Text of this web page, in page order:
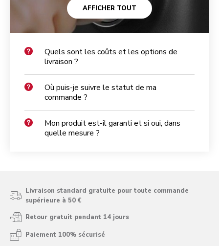
AFFICHER TOUT
Quels sont les coûts et les options de
livraison ?
Où puis-je suivre le statut de ma
commande ?
Mon produit est-il garanti et si oui, dans
quelle mesure ?
Livraison standard gratuite pour toute commande
supérieure à 50 €
Retour gratuit pendant 14 jours
Paiement 100% sécurisé